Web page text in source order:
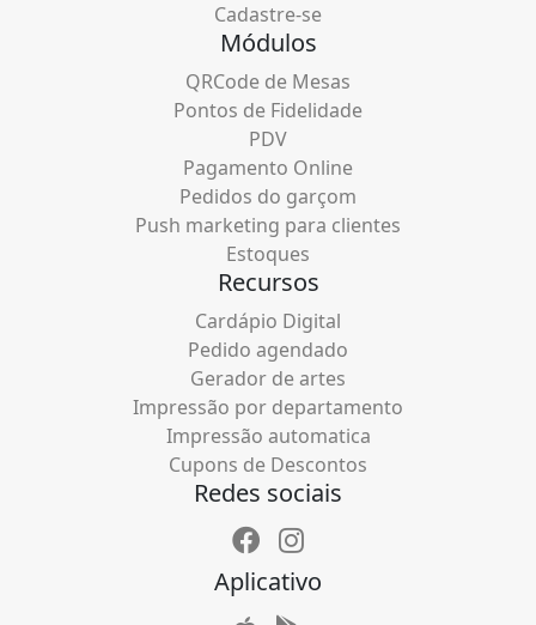
Cadastre-se
Módulos
QRCode de Mesas
Pontos de Fidelidade
PDV
Pagamento Online
Pedidos do garçom
Push marketing para clientes
Estoques
Recursos
Cardápio Digital
Pedido agendado
Gerador de artes
Impressão por departamento
Impressão automatica
Cupons de Descontos
Redes sociais
Aplicativo